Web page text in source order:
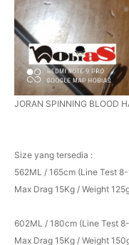
JORAN SPINNING BLOOD
Size yang tersedia :
562ML / 165cm (Line Test
Max Drag 15Kg / Weight
602ML / 180cm (Line Test
Max Drag 15Kg / Weight